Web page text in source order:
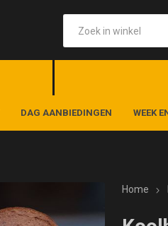
DAG AANBIEDINGEN WEEK
Home